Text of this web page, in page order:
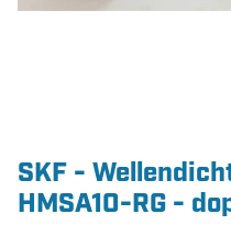
SKF -
HMSA10-RG -